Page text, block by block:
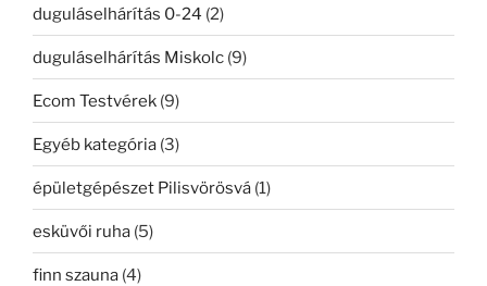
duguláselhárítás 0-24 (2)
duguláselhárítás Miskolc (9)
Ecom Testvérek (9)
Egyéb kategória (3)
épületgépészet Pilisvörösvá (1)
esküvői ruha (5)
finn szauna (4)